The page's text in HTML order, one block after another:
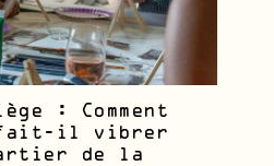
: Comment
fait-il vibrer
de la